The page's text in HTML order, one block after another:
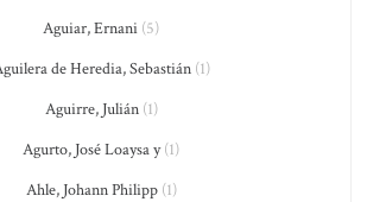
Aguiar, Ernani (5)
de Heredia, Sebastián(1)
Aguirre, Julián(1)
Agurto, José Loaysa y(1)
Ahle, Johann Philipp(1)